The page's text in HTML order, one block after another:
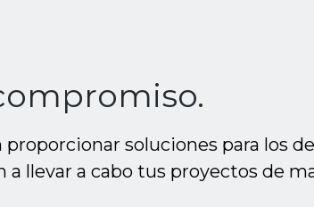
soluciones para los
llevar a cabo tus proyectos de